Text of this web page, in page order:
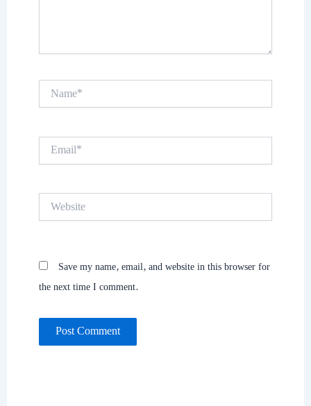
Name*
Email*
Website
Save my name, email, and website in this browser for
the next time I comment.